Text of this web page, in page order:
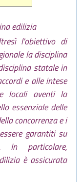
edilizia
l'obiettivo di
la disciplina
statale in
e alle intese
locali aventi la
essenziale delle
concorrenza e i
garantiti su
In particolare,
è assicurata